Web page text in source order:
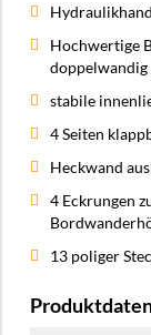
Hochwertige
doppelwandig
stabile
4 Seiten
Heckwand
4 Eckrungen
13 poliger